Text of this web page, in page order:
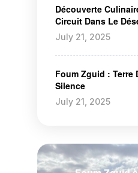
July 21, 2025
Découverte
Circuit Dans Le
July 21, 2025
Foum Zguid : Terre
Silence